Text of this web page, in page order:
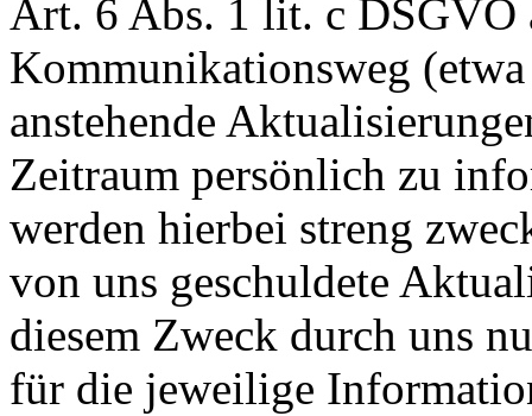
Art. 6 Abs. 1 lit. c DSGVO
Kommunikationsweg
anstehende
Zeitraum persönlich zu
werden hierbei streng
von uns geschuldete
diesem Zweck durch uns
für die jeweilige